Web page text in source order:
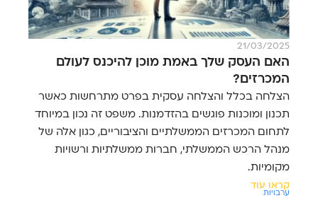
21/03/2025
האם העסק שלך באמת מוכן להיכנס לעולם
המכרזים?
הצלחה בכלל והצלחה עסקית בפרט מתרחשות כאשר
תכנון ומוכנות פוגשים בהזדמנות. משפט זה נכון במיוחד
לתחום המכרזים הממשלתיים והציבוריים, כגון אלה של
מנהל הרכש הממשלתי, חברות ממשלתיות ורשויות
מקומיות.
קראו עוד
ערבויות